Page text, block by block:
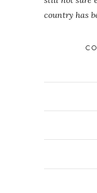
country has